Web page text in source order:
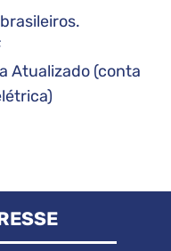
Atualizado (conta